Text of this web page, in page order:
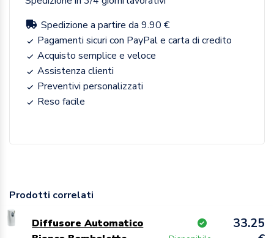
Spedizione a partire da 9.90 €
Pagamenti sicuri con PayPal e carta di credito
Acquisto semplice e veloce
Assistenza clienti
Preventivi personalizzati
Reso facile
Prodotti correlati
Diffusore Automatico
33.25